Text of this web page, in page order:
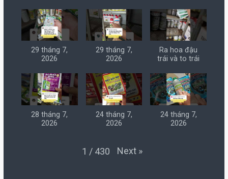
29 tháng 7,
2026
29 tháng 7,
2026
Ra hoa đậu
trái và to trái
28 tháng 7,
2026
24 tháng 7,
2026
24 tháng 7,
2026
1 / 430 Next »